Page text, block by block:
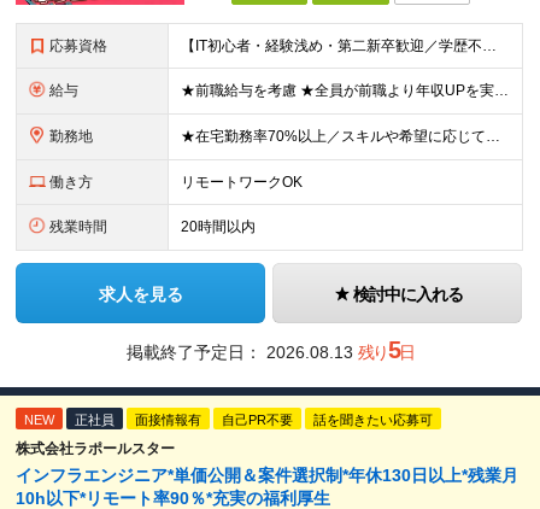
応募資格 【IT初心者・経験浅め・第二新卒歓迎／学歴不問】 「IT業界に興味がある」「手に職をつけたい」という意欲を重視したポテンシャル採用です！ ★こんな方を歓迎します ・新しいことを学ぶのが好きな方 ・チ
給与 ★前職給与を考慮 ★全員が前職より年収UPを実現！ ★入社後3年程度で年収50万～100万円UP可 年俸288万円～800万円（1/12を毎月支給）＋インセンティブ＋各種手当 ※経験・スキルを考慮
勤務地 ★在宅勤務率70%以上／スキルや希望に応じてフルリモートも可 ★転勤なし 本社または一都三県のプロジェクト先（東陽町、浜松町などメインは東京23区内）にて勤務いただきます！ 【本社】 東京都荒川区
働き方 リモートワークOK
残業時間 20時間以内
求人を見る 検討中に入れる
掲載終了予定日： 2026.08.13 残り5日
NEW 正社員 面接情報有 自己PR不要 話を聞きたい応募可
株式会社ラポールスター
インフラエンジニア*単価公開＆案件選択制*年休130日以上*残業月
10h以下*リモート率90％*充実の福利厚生